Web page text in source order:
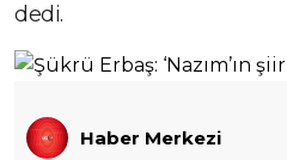
dedi.
Haber Merkezi